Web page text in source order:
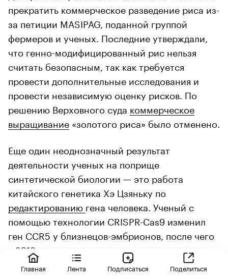
прекратить коммерческое разведение риса из-
за петиции MASIPAG, поданной группой
фермеров и ученых. Последние утверждали,
что генно-модифицированный рис нельзя
считать безопасным, так как требуется
провести дополнительные исследования и
провести независимую оценку рисков. По
решению Верховного суда коммерческое
выращивание «золотого риса» было отменено.
Еще один неоднозначный результат
деятельности ученых на поприще
синтетической биологии — это работа
китайского генетика Хэ Цзяньку по
редактированию гена человека. Ученый с
помощью технологии CRISPR-Cas9 изменил
ген CCR5 у близнецов-эмбрионов, после чего
в 2018 году на свет появились девочки-
близнецы Лулу и Нана с врожденным
Главная Лента Подписаться Поделиться